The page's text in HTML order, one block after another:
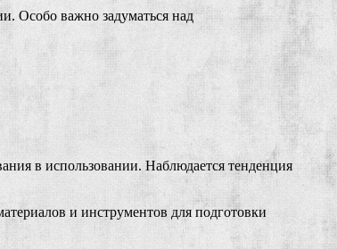
Особо важно задуматься над
в использовании. Наблюдается тенденция
и инструментов для подготовки